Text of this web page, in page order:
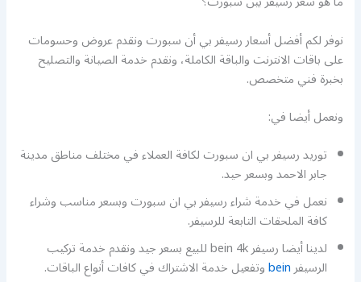
نوفر لكم أفضل أسعار رسيفر بي أن سبورت ونقدم عروض وحسومات
على باقات الانترنت والباقة الكاملة، ونقدم خدمة الصيانة والتصليح
بخبرة فني متخصص.
ونعمل أيضا في:
توريد رسيفر بي ان سبورت لكافة العملاء في مختلف مناطق مدينة
جابر الاحمد وبسعر حيد.
نعمل في خدمة شراء رسيفر بي ان سبورت وبسعر مناسب وشراء
كافة الملحقات التابعة للرسيفر.
لدينا أيضا رسيفر bein 4k للبيع بسعر جيد ونقدم خدمة تركيب
الرسيفرbeinوتفعيل خدمة الاشتراك في كافات أنواع الباقات.